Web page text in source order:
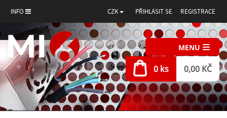
INFO CZK PŘIHLÁSIT SE REGISTRACE
MENU
0 ks 0,00 KČ